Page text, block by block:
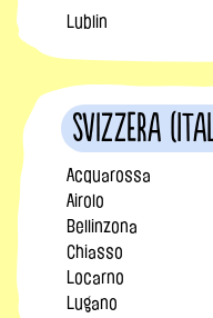
Lublin
Svizzera
Acquarossa
Airolo
Bellinzona
Chiasso
Locarno
Lugano